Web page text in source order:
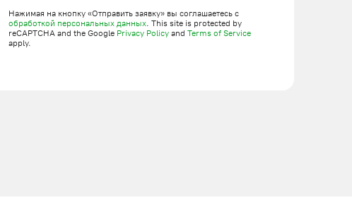
Нажимая на кнопку «Отправить заявку» вы соглашаетесь с
обработкой персональных данных. This site is protected by
reCAPTCHA and the Google Privacy Policy and Terms of Service
apply.